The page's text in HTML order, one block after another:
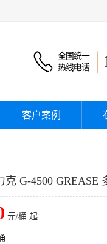
客户案例
克 G-4500 GREASE
元/桶 起